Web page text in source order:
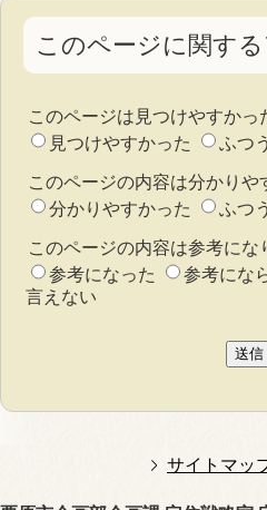
このページに関す
このページは見つけやすかっ
見つけやすかった
ふつう
このページの内容は分かりや
分かりやすかった
ふつう
このページの内容は参考にな
参考になった
参考にな
言えない
サイトマッ